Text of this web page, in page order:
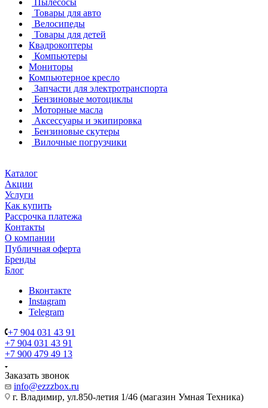
Товары для авто
Велосипеды
Товары для детей
Квадрокоптеры
Компьютеры
Мониторы
Компьютерное кресло
Запчасти для электротранспорта
Бензиновые мотоциклы
Моторные масла
Аксессуары и экипировка
Бензиновые скутеры
Вилочные погрузчики
Каталог
Акции
Услуги
Как купить
Рассрочка платежа
Контакты
О компании
Публичная оферта
Бренды
Блог
Вконтакте
Instagram
Telegram
+7 904 031 43 91
+7 904 031 43 91
+7 900 479 49 13
Заказать звонок
info@ezzzbox.ru
г. Владимир, ул.850-летия 1/46 (магазин Умная Техника)